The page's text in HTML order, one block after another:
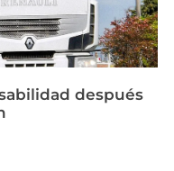
después